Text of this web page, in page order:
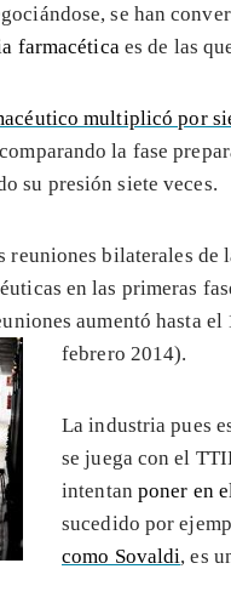
se han
farmacéticaes de las
multiplicó por
la fase
su presión siete veces.
reuniones bilaterales de
en las primeras
aumentó hasta
febrero 2014).
La industria pues
se juega con el
intentan poner en
sucedido por
como Sovaldi, es